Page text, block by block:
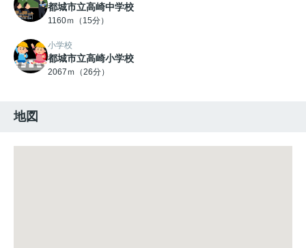
都城市立高崎中学校
1160ｍ（15分）
小学校
都城市立高崎小学校
2067ｍ（26分）
地図